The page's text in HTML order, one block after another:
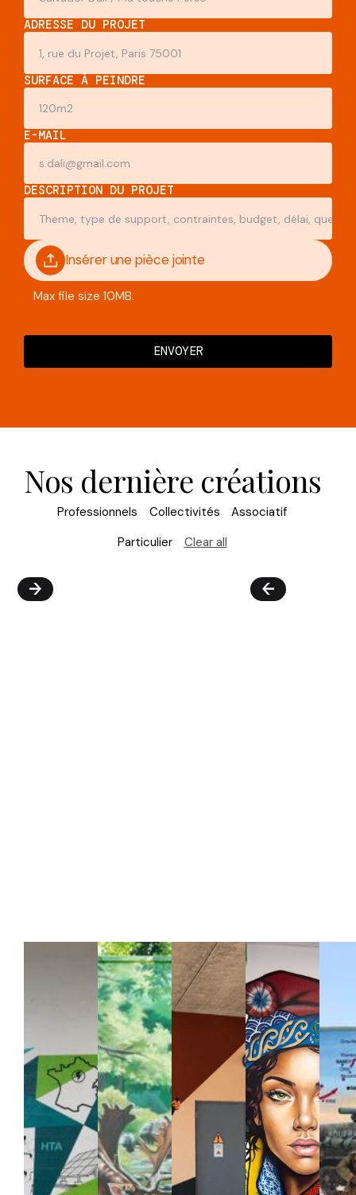
ADRESSE DU PROJET
SURFACE À PEINDRE
E-MAIL
DESCRIPTION DU PROJET
Insérer une pièce jointe
Max file size 10MB.
Nos dernière créations
Professionnels Collectivités
Associatif
Particulier
Clear all